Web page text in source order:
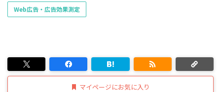
Web広告・広告効果測定
マイページにお気に入り